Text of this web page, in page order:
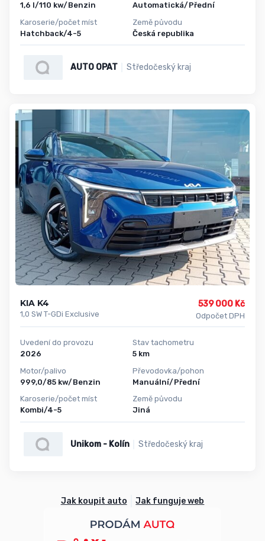
1,6 l/110 kw/Benzin
Karoserie/počet míst
Hatchback/4-5
Automatická/Přední
Země původu
Česká republika
AUTO OPAT Středočeský kraj
KIA K4
1,0 SW T-GDi Exclusive
539 000 Kč
Odpočet DPH
Uvedení do provozu
2026
Motor/palivo
999,0/85 kw/Benzin
Karoserie/počet míst
Kombi/4-5
Stav tachometru
5 km
Převodovka/pohon
Manuální/Přední
Země původu
Jiná
Unikom - Kolín Středočeský kraj
Jak koupit auto Jak funguje web